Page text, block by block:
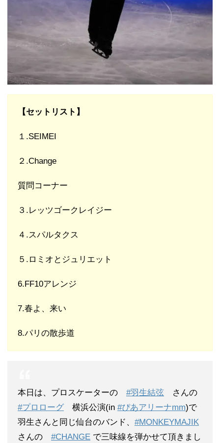
【セットリスト】
１.SEIMEI
２.Change
質問コーナー
３.レッツゴークレイジー
４.スパルタクス
５.ロミオとジュリエット
6.FF10アレンジ
7.春よ、来い
8.パリの散歩道
本日は、プロスケーターの #羽生結弦 さんの
#プロローグ 横浜公演(in #ぴあアリーナmm)で
羽生さんと同じ仙台のバンド、 #MONKEYMAJIK
さんの #CHANGE で三味線を弾かせて頂きまし